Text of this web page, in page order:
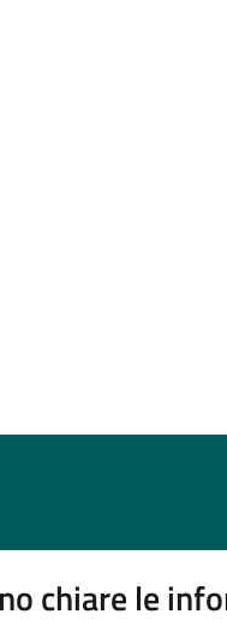
chiare le